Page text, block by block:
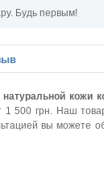
Будь первым!
кожи
500 грн. Наш
вы